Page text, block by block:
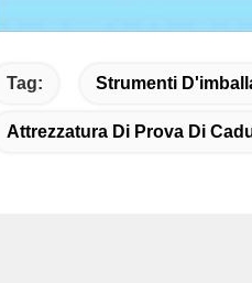
Tag: Strumenti
Attrezzatura Di Prova Di